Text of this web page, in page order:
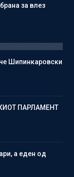
за влез
Шипинкаровски
ПАРЛАМЕНТ
а еден од